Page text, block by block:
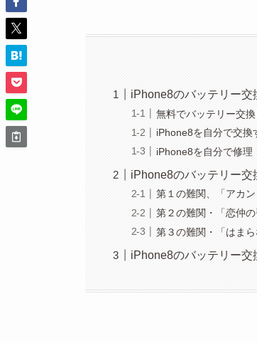
iPhone8のバッテリー
無料でバッテリー交
iPhone8を自分で交換
iPhone8を自分で修理
iPhone8のバッテリー交
第１の難関、「アカン
第２の難関・「恋仲の
第３の難関・「はまら
iPhone8のバッテリー交